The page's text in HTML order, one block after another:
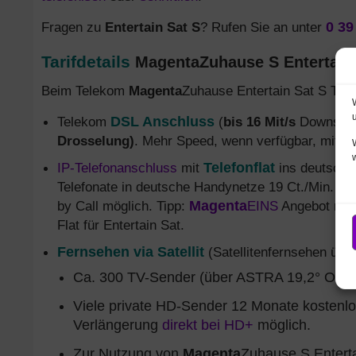
Fragen zu Entertain Sat S? Rufen Sie an unter 0
Tarifdetails MagentaZuhause S
Beim Telekom MagentaZuhause Entertain Sat S
Telekom DSL Anschluss (bis 16 Mit/s
Drosselung). Mehr Speed, wenn verfügbar, mit
IP-Telefonanschluss mit Telefonflat ins
Telefonate in deutsche Handynetze 19 Ct./Min. Mit
by Call möglich. Tipp: MagentaEINS Angebot
Flat für Entertain Sat.
Fernsehen via Satellit (Satellitenfernsehen
Ca. 300 TV-Sender (über ASTRA 19,2°
Viele private HD-Sender 12 Monate
Verlängerung direkt bei HD+ möglich.